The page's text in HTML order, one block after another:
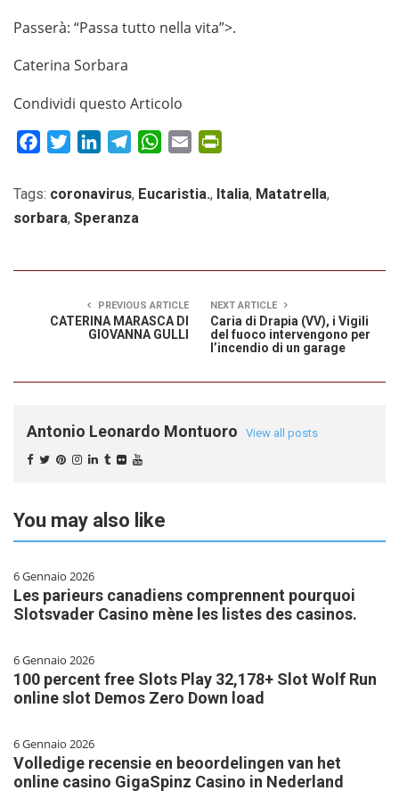
Passerà: “Passa tutto nella vita”>.
Caterina Sorbara
Condividi questo Articolo
FacebookTwitterLinkedInTelegramWhatsApp
Email
Tags: coronavirus, Eucaristia., Italia, Matatrella,
sorbara, Speranza
PREVIOUS ARTICLE
CATERINA MARASCA DI
GIOVANNA GULLI
NEXT ARTICLE
Caria di Drapia (VV), i Vigili
del fuoco intervengono per
l’incendio di un garage
Antonio Leonardo Montuoro View all posts
You may also like
6 Gennaio 2026
Les parieurs canadiens comprennent pourquoi
Slotsvader Casino mène les listes des casinos.
6 Gennaio 2026
100 percent free Slots Play 32,178+ Slot Wolf Run
online slot Demos Zero Down load
6 Gennaio 2026
Volledige recensie en beoordelingen van het
online casino GigaSpinz Casino in Nederland